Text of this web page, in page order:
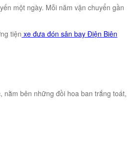
một ngày. Mỗi năm vận chuyển gần
tiện xe đưa đón sân bay Điện Biên
nằm bên những đồi hoa ban trắng toát,